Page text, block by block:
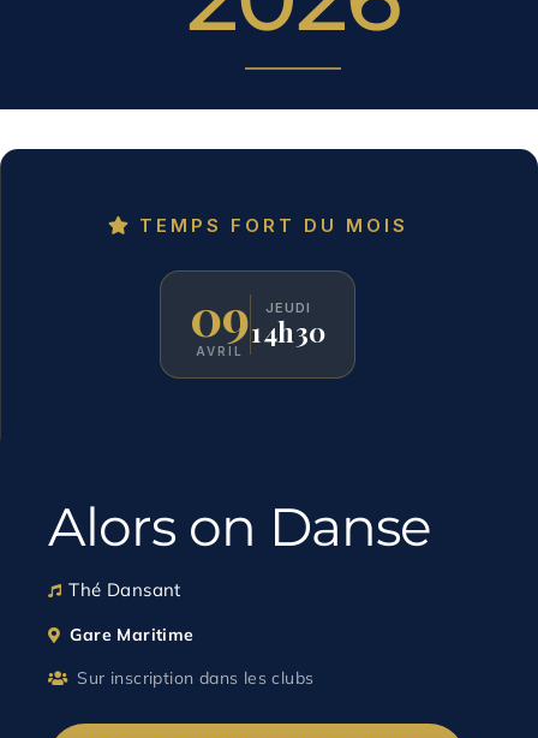
Actualité
Avantages
TEMPS FORT DU MOIS
09
AVRIL
JEUDI
14h30
Alors on Danse
Thé Dansant
Gare Maritime
Sur inscription dans les clubs